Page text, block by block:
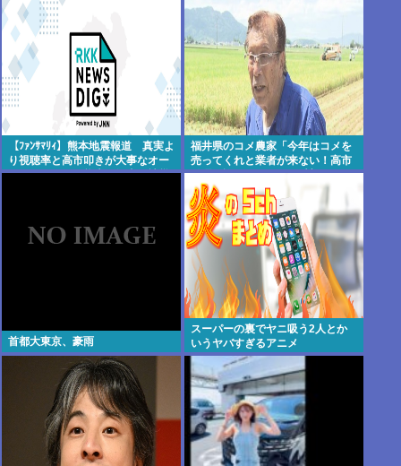
【ﾌｧﾝｻﾏﾘｨ】熊本地震報道 真実よ
り視聴率と高市叩きが大事なオー
ルドメディア 熊本県知事が被災
福井県のコメ農家「今年はコメを
売ってくれと業者が来ない！高市
総理が許せない！もう愛想尽かし
た！！！」
首都大東京、豪雨
スーパーの裏でヤニ吸う2人とか
いうヤバすぎるアニメ